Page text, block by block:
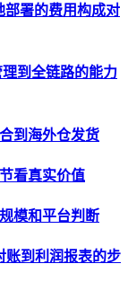
部署的费用构成对
到全链路的能力
到海外仓发货
看真实价值
模和平台判断
账到利润报表的步